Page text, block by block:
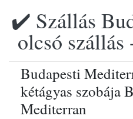
✔️ Szállás
olcsó
Budapesti
kétágyas szobája
Mediterran